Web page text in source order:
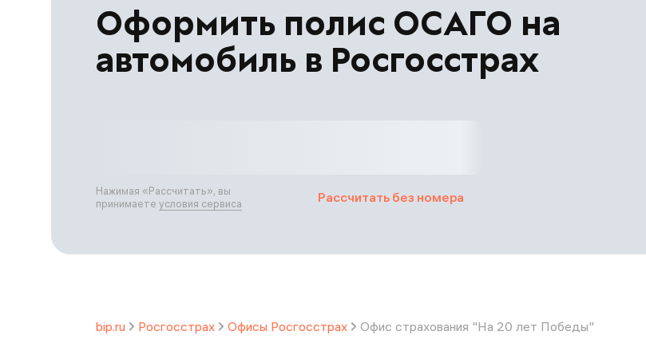
Оформить полис ОСАГО на
автомобиль в Росгосстрах
Рассчитать без номера
Нажимая «Рассчитать», вы
принимаете условия сервиса
bip.ru Росгосстрах Офисы Росгосстрах Офис страхования "На 20 лет Победы"